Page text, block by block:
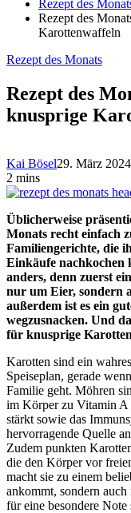
Rezept des
Rezept des
Karottenwaffeln
Rezept des Monats
Rezept des
knusprige
Kai Bösel29. März 2024
2 mins
Üblicherweise
Monats recht einfach
Familiengerichte, die
Einkäufe nachkochen
anders, denn zuerst
nur um Eier, sondern
außerdem ist es ein
wegzusnacken. Und
für knusprige
Karotten sind ein
Speiseplan, gerade
Familie geht. Möhren
im Körper zu Vitamin A
stärkt sowie das
hervorragende Quelle
Zudem punkten
die den Körper vor
macht sie zu einem
ankommt, sondern
für eine besondere Note